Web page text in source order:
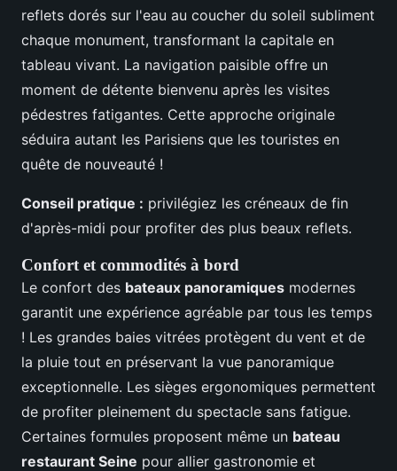
reflets dorés sur l'eau au coucher du soleil subliment
chaque monument, transformant la capitale en
tableau vivant. La navigation paisible offre un
moment de détente bienvenu après les visites
pédestres fatigantes. Cette approche originale
séduira autant les Parisiens que les touristes en
quête de nouveauté !
Conseil pratique : privilégiez les créneaux de fin
d'après-midi pour profiter des plus beaux reflets.
Confort et commodités à bord
Le confort des bateaux panoramiques modernes
garantit une expérience agréable par tous les temps
! Les grandes baies vitrées protègent du vent et de
la pluie tout en préservant la vue panoramique
exceptionnelle. Les sièges ergonomiques permettent
de profiter pleinement du spectacle sans fatigue.
Certaines formules proposent même un bateau
restaurant Seine pour allier gastronomie et